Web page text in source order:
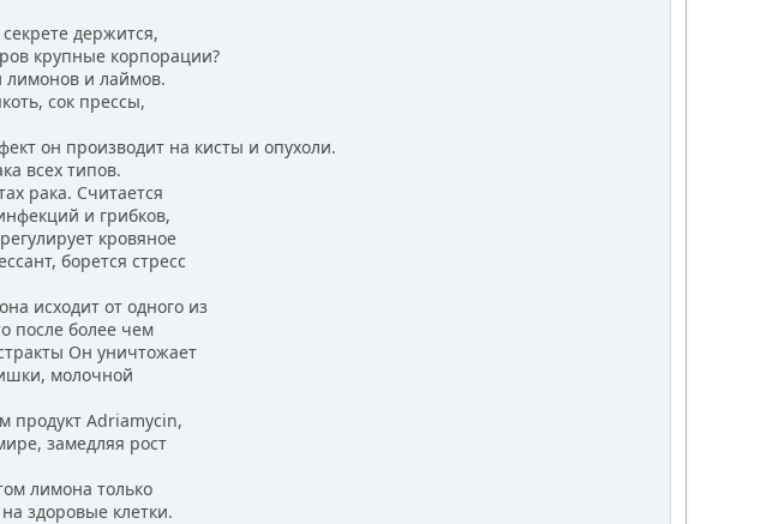
держится,
крупные корпорации?
лимонов и лаймов.
сок прессы,
он производит на кисты и опухоли.
всех типов.
рака. Считается
и грибков,
кровяное
борется стресс
исходит от одного из
после более чем
Он уничтожает
молочной
продукт Adriamycin,
замедляя рост
лимона только
здоровые клетки.